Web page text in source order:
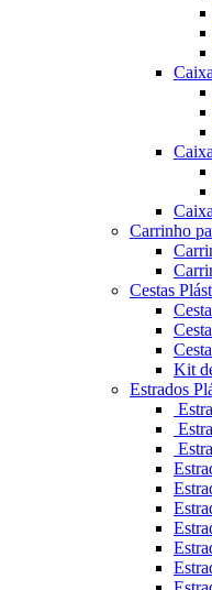
Carrinho
Cestas
Kit
Estrados